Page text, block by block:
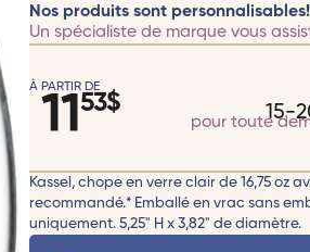
Nos produits sont personnalisables!
Un spécialiste de marque vous
À PARTIR DE
11 53$ 15-
pour toute
Kassel, chope en verre clair de 16,75 oz
recommandé.* Emballé en vrac sans
uniquement. 5,25" H x 3,82" de diamètre.